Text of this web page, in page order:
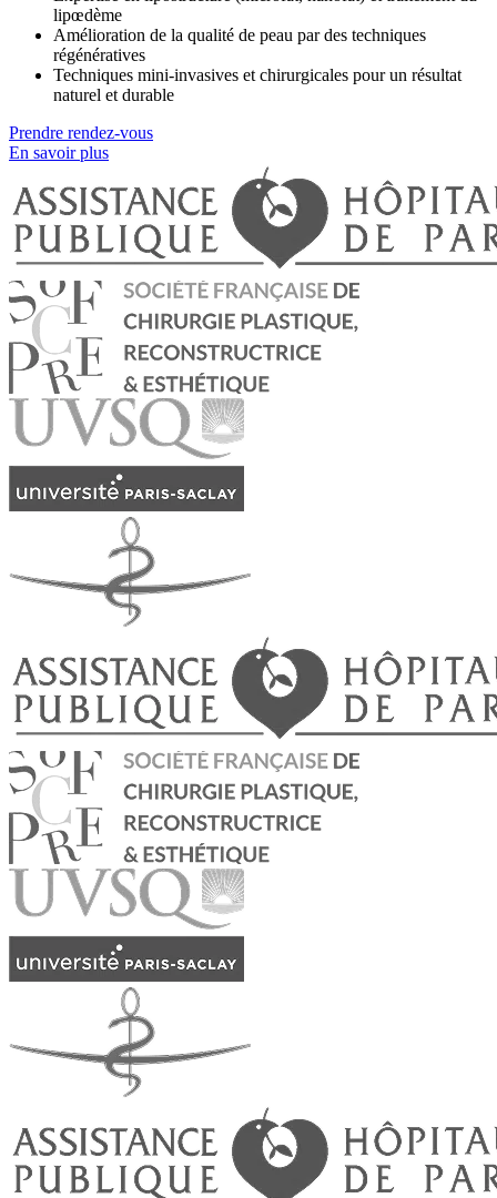
lipœdème
Amélioration de la qualité de peau par des techniques
régénératives
Techniques mini-invasives et chirurgicales pour un résultat
naturel et durable
Prendre rendez-vous
En savoir plus